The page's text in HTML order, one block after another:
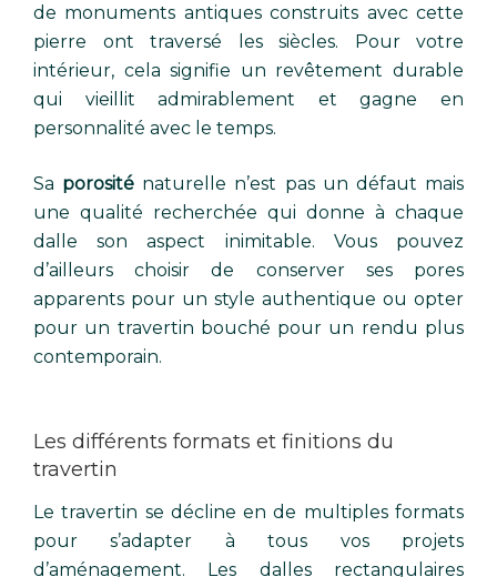
de monuments antiques construits avec cette
pierre ont traversé les siècles. Pour votre
intérieur, cela signifie un revêtement durable
qui vieillit admirablement et gagne en
personnalité avec le temps.
Sa porosité naturelle n’est pas un défaut mais
une qualité recherchée qui donne à chaque
dalle son aspect inimitable. Vous pouvez
d’ailleurs choisir de conserver ses pores
apparents pour un style authentique ou opter
pour un travertin bouché pour un rendu plus
contemporain.
Les différents formats et finitions du
travertin
Le travertin se décline en de multiples formats
pour s’adapter à tous vos projets
d’aménagement. Les dalles rectangulaires